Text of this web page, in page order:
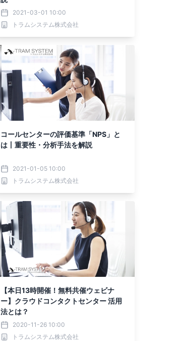
2021-03-01 10:00
トラムシステム株式会社
コールセンターの評価基準「NPS」と
は丨重要性・分析手法を解説
2021-01-05 10:00
トラムシステム株式会社
【本日13時開催！無料共催ウェビナ
ー】クラウドコンタクトセンター 活用
法とは？
2020-11-26 10:00
トラムシステム株式会社